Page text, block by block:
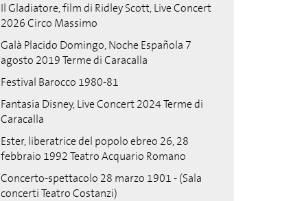
Il Gladiatore, film di Ridley Scott, Live Concert
2026 Circo Massimo
Galà Placido Domingo, Noche Española 7
agosto 2019 Terme di Caracalla
Festival Barocco 1980-81
Fantasia Disney, Live Concert 2024 Terme di
Caracalla
Ester, liberatrice del popolo ebreo 26, 28
febbraio 1992 Teatro Acquario Romano
Concerto-spettacolo 28 marzo 1901 - (Sala
concerti Teatro Costanzi)